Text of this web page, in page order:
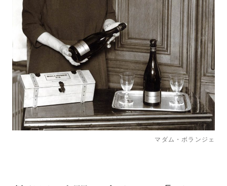
マダム・ボランジェ